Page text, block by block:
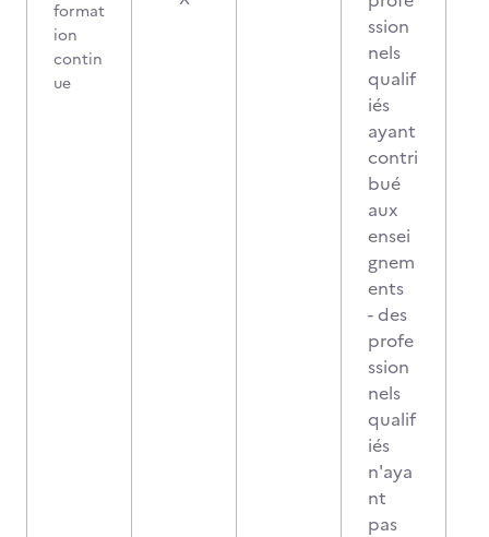
format
ion
contin
ue
ssion
nels
qualif
iés
ayant
contri
bué
aux
ensei
gnem
ents
- des
profe
ssion
nels
qualif
iés
n'aya
nt
pas